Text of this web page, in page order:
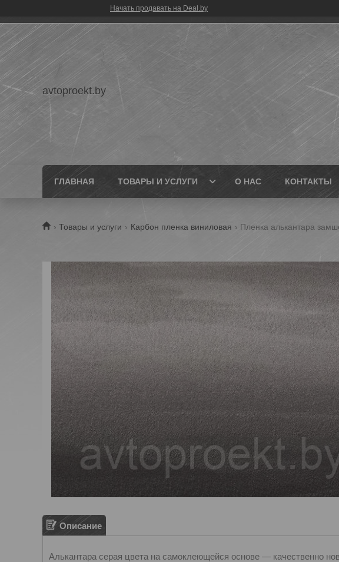
Начать продавать на Deal.by
avtoproekt.by
ГЛАВНАЯ ТОВАРЫ И УСЛУГИ О НАС КОНТАКТЫ
Товары и услуги Карбон пленка виниловая Пленка алькантара
Описание
Алькантара серая цвета на самоклеющейся основе — качественно